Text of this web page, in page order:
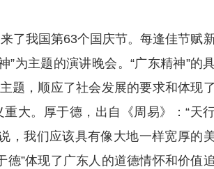
了我国第63个国庆节。每逢佳节赋
为主题的演讲晚会。“广东精神”的
题，顺应了社会发展的要求和体现了
大。厚于德，出自《周易》：“天
，我们应该具有像大地一样宽厚的
”体现了广东人的道德情怀和价值追